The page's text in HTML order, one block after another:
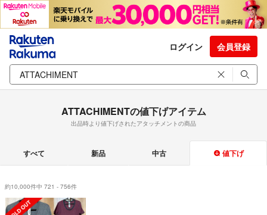
ログイン 会員登録
ATTACHIMENTの値下げアイテム
出品時より値下げされたアタッチメントの商品
すべて 新品 中古 値下げ
約10,000件中 721 - 756件